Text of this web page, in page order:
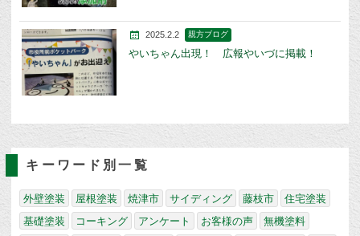
2025.2.2 親方ブログ
やいちゃん出現！ 広報やいづに掲載！
キーワード別一覧
外壁塗装 屋根塗装 焼津市 サイディング 藤枝市
住宅塗装
基礎塗装
コーキング アンケート お客様の声
無機塗料